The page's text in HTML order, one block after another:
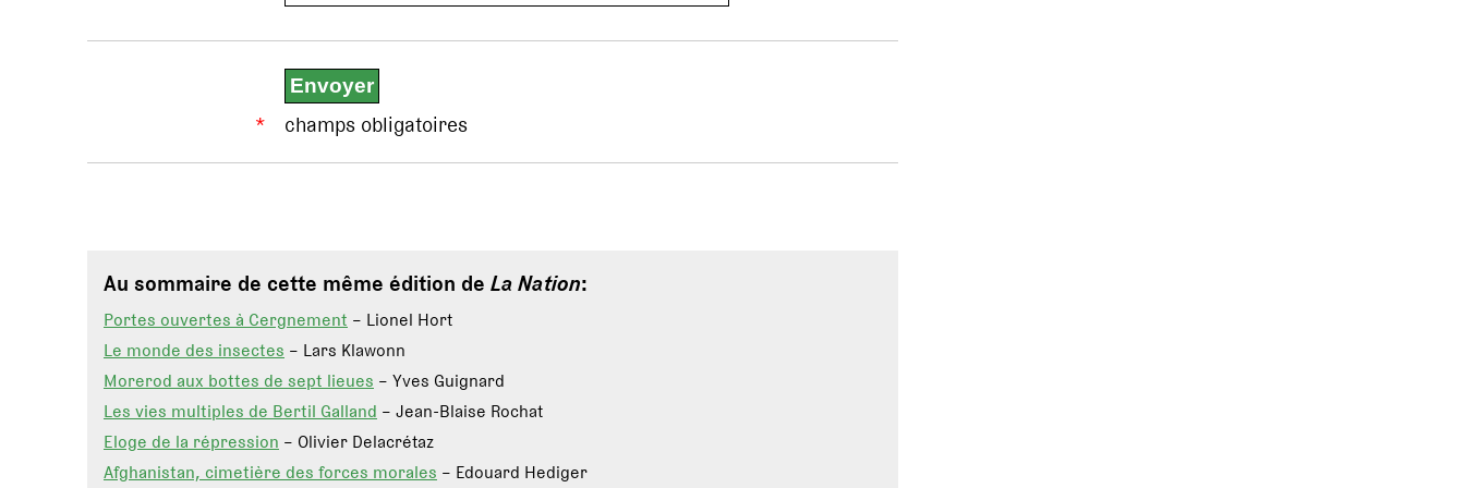
* champs obligatoires
Au sommaire de cette même édition de La Nation:
Portes ouvertes à Cergnement – Lionel Hort
Le monde des insectes – Lars Klawonn
Morerod aux bottes de sept lieues – Yves Guignard
Les vies multiples de Bertil Galland – Jean-Blaise Rochat
Eloge de la répression – Olivier Delacrétaz
Afghanistan, cimetière des forces morales – Edouard Hediger